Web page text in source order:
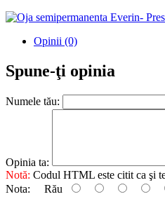
Opinii (0)
Spune-ţi opinia
Numele tău:
Opinia ta:
Notă: Codul HTML este citit ca şi
Nota: Rău